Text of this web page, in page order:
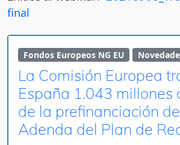
final
Fondos Europeos NG EU
La Comisión Europea
España 1.043 millones
de la prefinanciación
Adenda del Plan de